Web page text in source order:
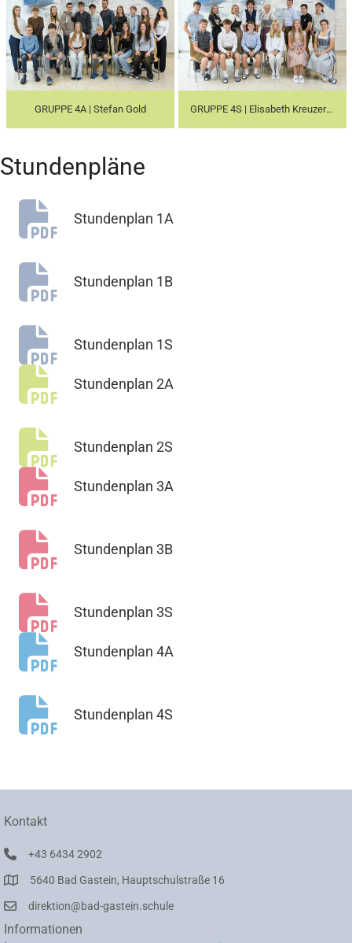
GRUPPE 4A | Stefan Gold GRUPPE 4S | Elisabeth Kreuzer & Brigitte Leitner
Stundenpläne
Stundenplan 1A
Stundenplan 1B
Stundenplan 1S
Stundenplan 2A
Stundenplan 2S
Stundenplan 3A
Stundenplan 3B
Stundenplan 3S
Stundenplan 4A
Stundenplan 4S
Kontakt
+43 6434 2902
5640 Bad Gastein, Hauptschulstraße 16
direktion@bad-gastein.schule
Informationen